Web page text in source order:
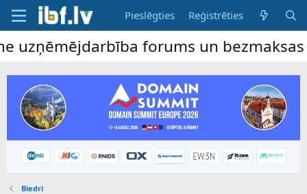
Pieslēgties Reģistrēties
forums un bezmaksas
Biedri